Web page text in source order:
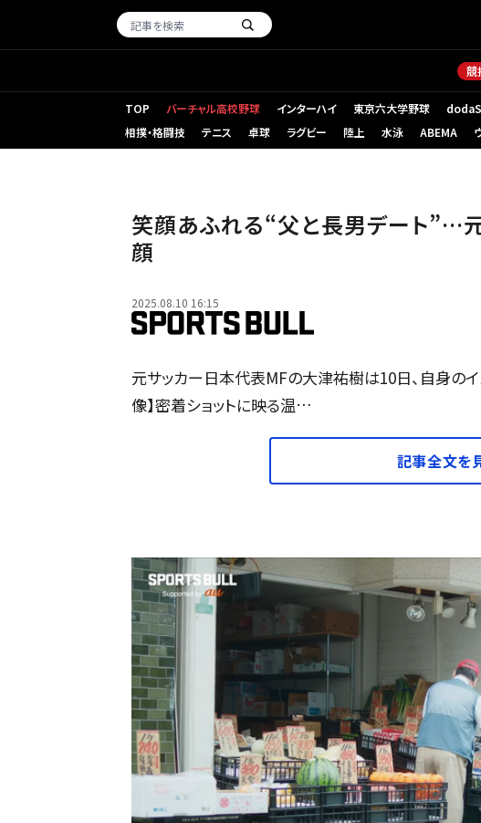
競
TOP バーチャル高校野球 インターハイ 東京六大学野球 （新し
相撲・格闘技
テニス 卓球 ラグビー 陸上 水泳 ABEMA
笑顔あふれる“父と長男デート”…
顔
2025.08.10 16:15
元サッカー日本代表MFの大津祐樹は10日、自身のイ
像】密着ショットに映る温…
記事全文を